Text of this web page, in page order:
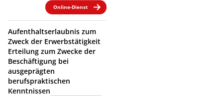
Online-Dienst
Aufenthaltserlaubnis zum
Zweck der Erwerbstätigkeit
Erteilung zum Zwecke der
Beschäftigung bei
ausgeprägten
berufspraktischen
Kenntnissen